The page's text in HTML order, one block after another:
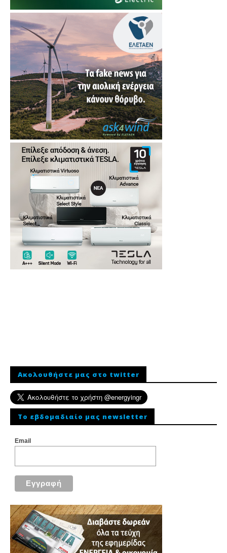
Ακολουθήστε μας στο twitter
To εβδομαδιαίο μας newsletter
Email